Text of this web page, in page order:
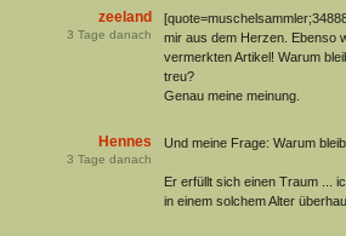
zeeland
3 Tage danach
mir aus dem Herzen. Ebenso
vermerkten Artikel! Warum
treu?
Genau meine meinung.
Hennes
3 Tage danach
Und meine Frage: Warum
Er erfüllt sich einen Traum ...
in einem solchem Alter